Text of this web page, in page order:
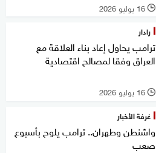
l 16 يوليو 2026
رادار
ترامب يحاول إعاد بناء العلاقة مع
العراق وفقا لمصالح اقتصادية
l 16 يوليو 2026
غرفة الأخبار
واشنطن وطهران.. ترامب يلوح بأسبوع
صعب